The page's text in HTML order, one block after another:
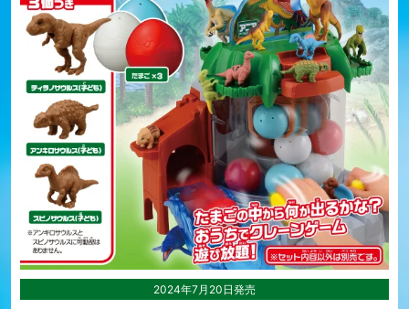
2024年7月20日発売